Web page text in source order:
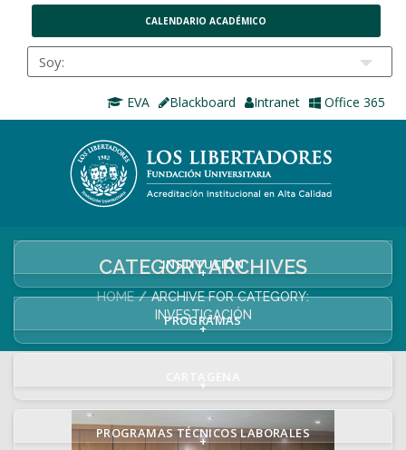
CALENDARIO ACADÉMICO
EVA Blackboard Intranet Office 365
INSTITUCIÓN
+
PROGRAMAS
+
+
PROGRAMAS TÉCNICOS LABORALES
+
CATEGORY ARCHIVES
HOME
ARCHIVE FOR CATEGORY:
INVESTIGACIÓN